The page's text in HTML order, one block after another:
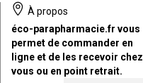
À propos
éco-parapharmacie.fr vous
permet de commander en
ligne et de les recevoir chez
vous ou en point retrait.